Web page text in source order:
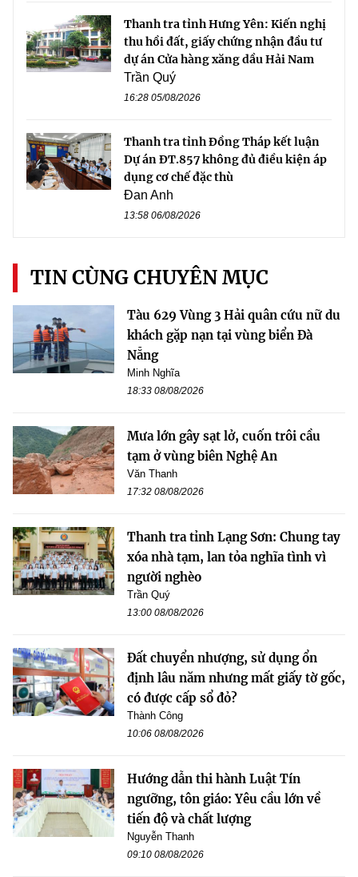
Thanh tra tỉnh Hưng Yên: Kiến nghị
thu hồi đất, giấy chứng nhận đầu tư
dự án Cửa hàng xăng dầu Hải Nam
Trần Quý
16:28 05/08/2026
Thanh tra tỉnh Đồng Tháp kết luận
Dự án ĐT.857 không đủ điều kiện áp
dụng cơ chế đặc thù
Đan Anh
13:58 06/08/2026
TIN CÙNG CHUYÊN MỤC
Tàu 629 Vùng 3 Hải quân cứu nữ du
khách gặp nạn tại vùng biển Đà
Nẵng
Minh Nghĩa
18:33 08/08/2026
Mưa lớn gây sạt lở, cuốn trôi cầu
tạm ở vùng biên Nghệ An
Văn Thanh
17:32 08/08/2026
Thanh tra tỉnh Lạng Sơn: Chung tay
xóa nhà tạm, lan tỏa nghĩa tình vì
người nghèo
Trần Quý
13:00 08/08/2026
Đất chuyển nhượng, sử dụng ổn
định lâu năm nhưng mất giấy tờ gốc,
có được cấp sổ đỏ?
Thành Công
10:06 08/08/2026
Hướng dẫn thi hành Luật Tín
ngưỡng, tôn giáo: Yêu cầu lớn về
tiến độ và chất lượng
Nguyễn Thanh
09:10 08/08/2026